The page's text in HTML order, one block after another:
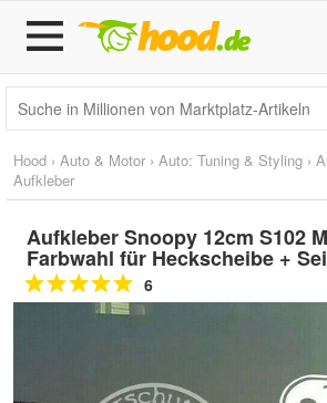
Hood › Auto & Motor › Auto: Tuning & Styling ›
Aufkleber
Aufkleber Snoopy 12cm S102
Farbwahl für Heckscheibe +
6